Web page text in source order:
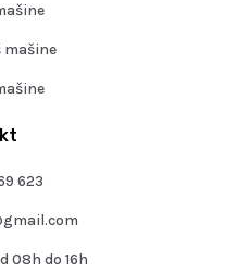
623
08h do 16h
mašine